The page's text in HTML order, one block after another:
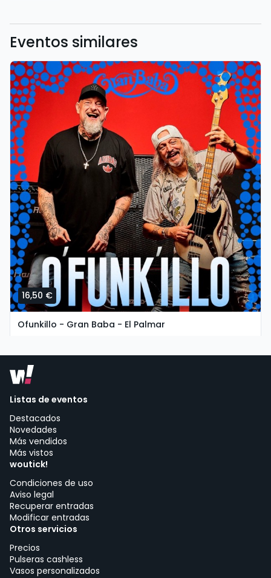
Eventos similares
16,50 €
Ofunkillo - Gran Baba - El Palmar
Listas de eventos
Destacados
Novedades
Más vendidos
Más vistos
woutick!
Condiciones de uso
Aviso legal
Recuperar entradas
Modificar entradas
Otros servicios
Precios
Pulseras cashless
Vasos personalizados